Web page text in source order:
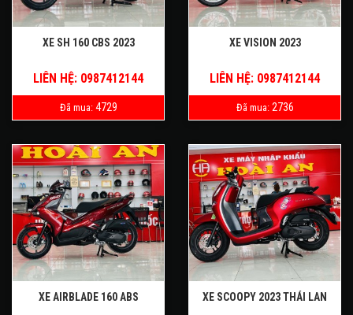
XE SH 160 CBS 2023
LIÊN HỆ: 0987412144
Đã mua: 4729
XE VISION 2023
LIÊN HỆ: 0987412144
Đã mua: 2736
XE AIRBLADE 160 ABS XE SCOOPY 2023 THÁI LAN